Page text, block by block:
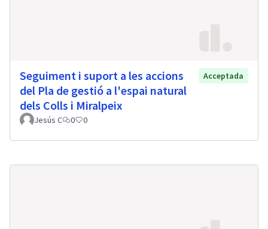
Seguiment i suport a les accions
del Pla de gestió a l'espai natural
dels Colls i Miralpeix
Acceptada
Jesús C 0 0